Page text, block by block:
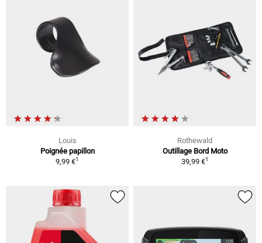
Louis
Poignée papillon
9,99 €1
Rothewald
Outillage Bord Moto
39,99 €1